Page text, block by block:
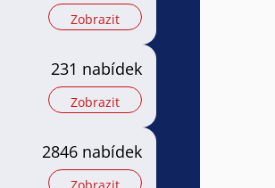
Zobrazit
231 nabídek
Zobrazit
2846 nabídek
Zobrazit